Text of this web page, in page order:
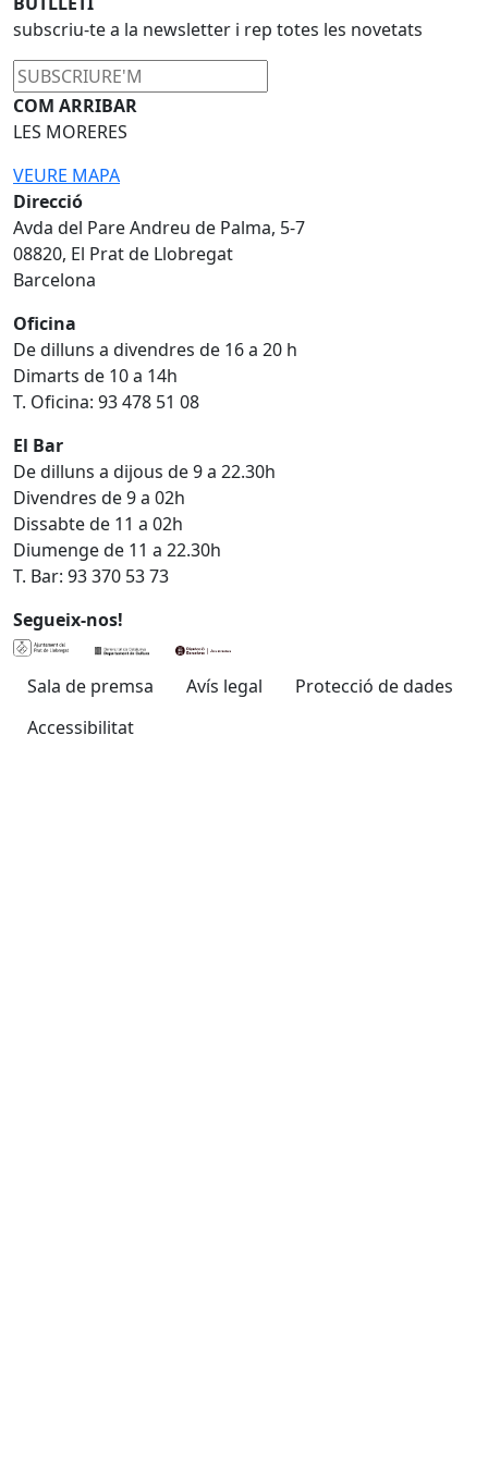
subscriu-te a la newsletter i rep totes les novetats
COM ARRIBAR
LES MORERES
VEURE MAPA
Direcció
Avda del Pare Andreu de Palma, 5-7
08820, El Prat de Llobregat
Barcelona
Oficina
De dilluns a divendres de 16 a 20 h
Dimarts de 10 a 14h
T. Oficina: 93 478 51 08
El Bar
De dilluns a dijous de 9 a 22.30h
Divendres de 9 a 02h
Dissabte de 11 a 02h
Diumenge de 11 a 22.30h
T. Bar: 93 370 53 73
Segueix-nos!
Sala de premsa Avís legal
Protecció de dades
Accessibilitat